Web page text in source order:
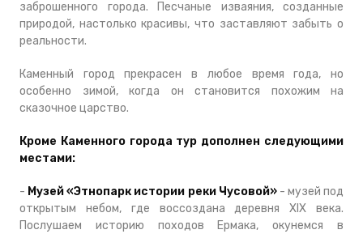
заброшенного города. Песчаные изваяния, созданные
природой, настолько красивы, что заставляют забыть о
реальности.
Каменный город прекрасен в любое время года, но
особенно зимой, когда он становится похожим на
сказочное царство.
Кроме Каменного города тур дополнен следующими
местами:
- Музей «Этнопарк истории реки Чусовой»- музей под
открытым небом, где воссоздана деревня XIX века.
Послушаем историю походов Ермака, окунемся в